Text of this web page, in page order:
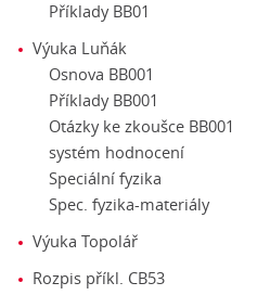
Příklady BB01
Výuka Luňák
Osnova BB001
Příklady BB001
Otázky ke zkoušce BB001
systém hodnocení
Speciální fyzika
Spec. fyzika-materiály
Výuka Topolář
Rozpis příkl. CB53